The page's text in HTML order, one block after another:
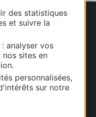
des statistiques
et suivre la
analyser vos
nos sites en
personnalisées,
sur notre